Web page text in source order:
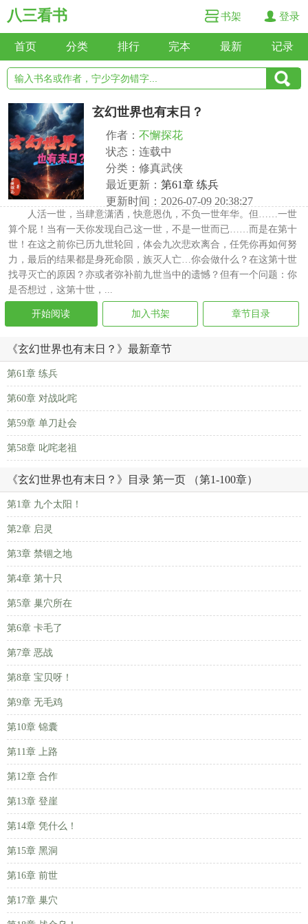
八三看书 书架 登录
首页 分类 排行 完本 最新 记录
玄幻世界也有末日？
作者： 不懈探花
状态：连载中
分类：修真武侠
最近更新： 第61章 练兵
更新时间：2026-07-09 20:38:27
人活一世，当肆意潇洒，快意恩仇，不负一世年华。但……一世
算个屁！当有一天你发现自己这一世，不是一世而已……而是在第十
世！在这之前你已历九世轮回，体会九次悲欢离合，任凭你再如何努
力，最后的结果都是身死命陨，族灭人亡…你会做什么？在这第十世
找寻灭亡的原因？亦或者弥补前九世当中的遗憾？但有一个问题：你
是否想过，这第十世，...
开始阅读 加入书架 章节目录
《玄幻世界也有末日？》最新章节
第61章 练兵
第60章 对战叱咤
第59章 单刀赴会
第58章 叱咤老祖
《玄幻世界也有末日？》目录 第一页 （第1-100章）
第1章 九个太阳！
第2章 启灵
第3章 禁锢之地
第4章 第十只
第5章 巢穴所在
第6章 卡毛了
第7章 恶战
第8章 宝贝呀！
第9章 无毛鸡
第10章 锦囊
第11章 上路
第12章 合作
第13章 登崖
第14章 凭什么！
第15章 黑洞
第16章 前世
第17章 巢穴